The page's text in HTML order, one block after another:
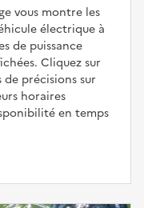
vous montre les
électrique à
de puissance
Cliquez sur
précisions sur
horaires
en temps